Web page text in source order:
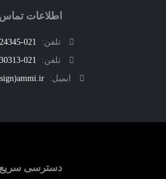
اطلاعات تماس
تلفن:
021-88424345
تلفن:
021-88430313
ایمیل:
info(atsign)ammi.ir
دسترسی سریع